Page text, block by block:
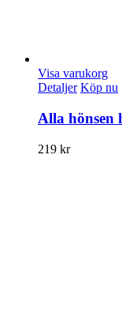
Visa varukorg
Detaljer Köp nu
Alla hönsen
219 kr